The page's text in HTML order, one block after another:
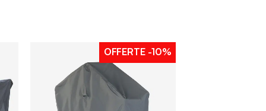
OFFERTE -10%